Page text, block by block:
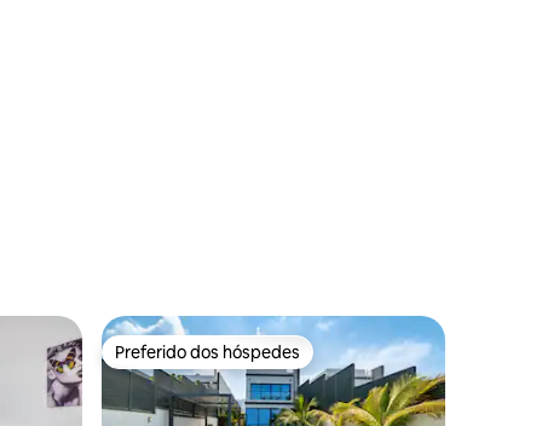
Preferido dos hóspedes
Preferido dos hóspedes